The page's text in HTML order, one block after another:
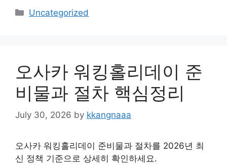
Categories
Uncategorized
오사카 워킹홀리데이 준
비물과 절차 핵심정리
July 30, 2026 by kkangnaaa
오사카 워킹홀리데이 준비물과 절차를 2026년 최
신 정책 기준으로 상세히 확인하세요.